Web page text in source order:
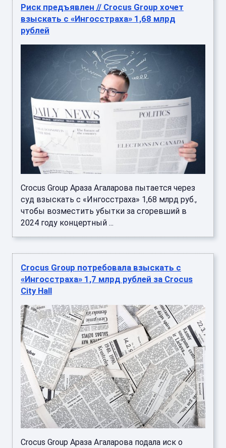
Риск предъявлен // Crocus Group хочет
взыскать с «Ингосстраха» 1,68 млрд
рублей
Crocus Group Араза Агаларова пытается через
суд взыскать с «Ингосстраха» 1,68 млрд руб.,
чтобы возместить убытки за сгоревший в
2024 году концертный ...
Crocus Group потребовала взыскать с
«Ингосстраха» 1,7 млрд рублей за Crocus
City Hall
Crocus Group Араза Агаларова подала иск о